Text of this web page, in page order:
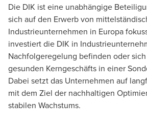
Die DIK ist eine unabhängige
sich auf den Erwerb von
Industrieunternehmen in Europa
investiert die DIK in
Nachfolgeregelung befinden oder
gesunden Kerngeschäfts in einer
Dabei setzt das Unternehmen auf
mit dem Ziel der nachhaltigen
stabilen Wachstums.